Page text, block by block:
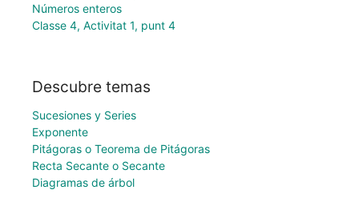
Números enteros
Classe 4, Activitat 1, punt 4
Descubre temas
Sucesiones y Series
Exponente
Pitágoras o Teorema de Pitágoras
Recta Secante o Secante
Diagramas de árbol